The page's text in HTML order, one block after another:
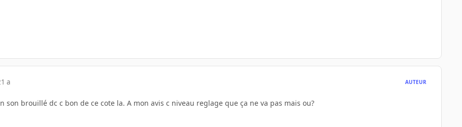
a AUTEUR
son brouillé dc c bon de ce cote la. A mon avis c niveau reglage que ça ne va pas mais ou?